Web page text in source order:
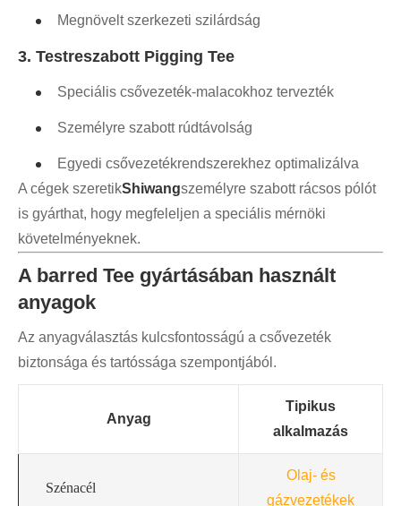
Megnövelt szerkezeti szilárdság
3. Testreszabott Pigging Tee
Speciális csővezeték-malacokhoz tervezték
Személyre szabott rúdtávolság
Egyedi csővezetékrendszerekhez optimalizálva
A cégek szeretikShiwangszemélyre szabott rácsos pólót
is gyárthat, hogy megfeleljen a speciális mérnöki
követelményeknek.
A barred Tee gyártásában használt
anyagok
Az anyagválasztás kulcsfontosságú a csővezeték
biztonsága és tartóssága szempontjából.
Anyag
Tipikus
alkalmazás
Szénacél
Olaj- és
gázvezetékek